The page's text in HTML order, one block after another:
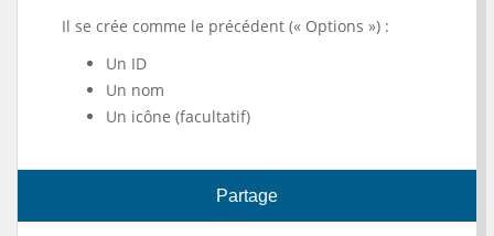
Il se crée comme le précédent (« Options ») :
Un ID
Un nom
Un icône (facultatif)
Partage